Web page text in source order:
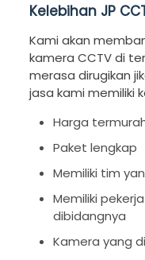
Kelebihan JP
Kami akan
kamera CCTV di
merasa dirugikan
jasa kami memiliki
Harga
Paket lengkap
Memiliki tim
Memiliki
dibidangnya
Kamera yang